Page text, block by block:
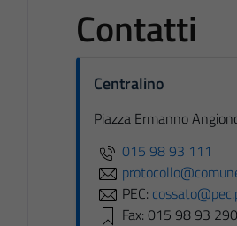
Contatti
Centralino
Piazza Ermanno
015 98 93 111
PEC:
Fax: 015 98 93 290